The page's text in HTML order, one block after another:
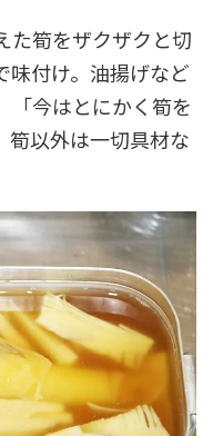
た筍をザクザクと切
味付け。油揚げなど
「今はとにかく筍を
筍以外は一切具材な